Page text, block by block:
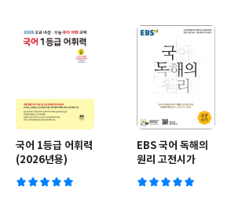
국어 1등급 어휘력
(2026년용)
EBS 국어 독해의
원리 고전시가